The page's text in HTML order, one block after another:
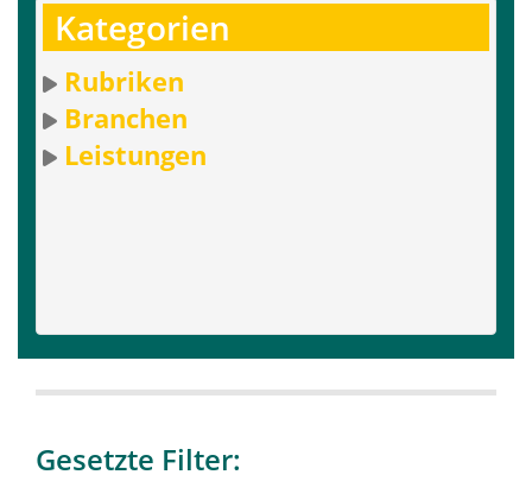
Kategorien
Rubriken
Branchen
Leistungen
Gesetzte Filter: